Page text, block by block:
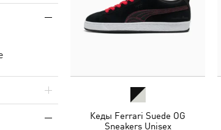
Кеды Ferrari Suede OG
Sneakers Unisex